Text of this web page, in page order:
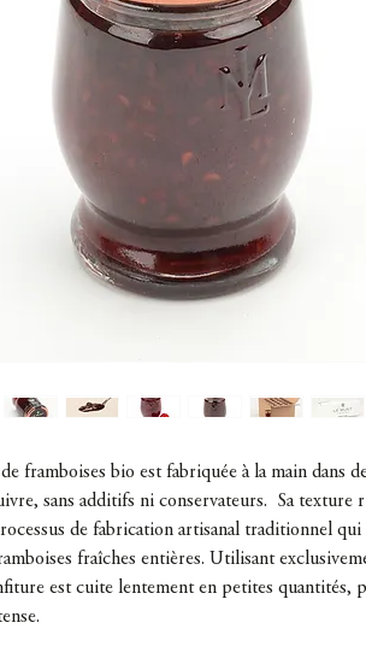
framboises bio est fabriquée à la main dans
sans additifs ni conservateurs. Sa texture
de fabrication artisanal traditionnel qui
fraîches entières. Utilisant
est cuite lentement en petites quantités,